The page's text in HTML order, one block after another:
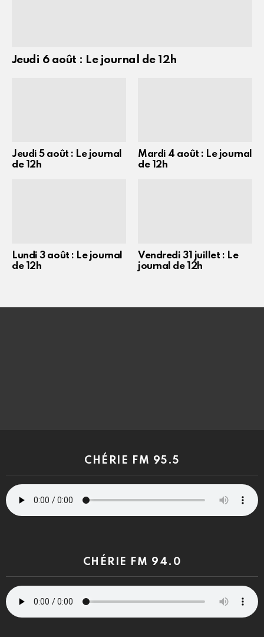
Jeudi 6 août : Le journal de 12h
Jeudi 5 août : Le journal
de 12h
Mardi 4 août : Le journal
de 12h
Lundi 3 août : Le journal
de 12h
Vendredi 31 juillet : Le
journal de 12h
CHÉRIE FM 95.5
CHÉRIE FM 94.0